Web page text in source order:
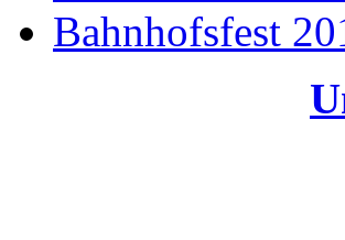
Bahnhofsfest